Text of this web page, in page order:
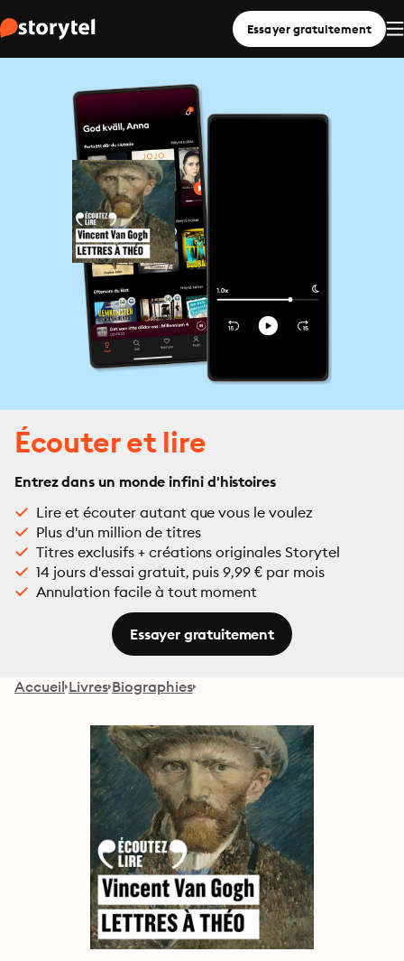
Essayer gratuitement
Écouter et lire
Entrez dans un monde infini d'histoires
Lire et écouter autant que vous le voulez
Plus d'un million de titres
Titres exclusifs + créations originales Storytel
14 jours d'essai gratuit, puis 9,99 € par mois
Annulation facile à tout moment
Essayer gratuitement
Accueil Livres Biographies